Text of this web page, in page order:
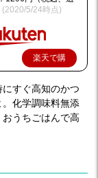
(2020/5/24時点)
楽天で購
すぐ高知のかつ
化学調味料無添
うちごはんで高